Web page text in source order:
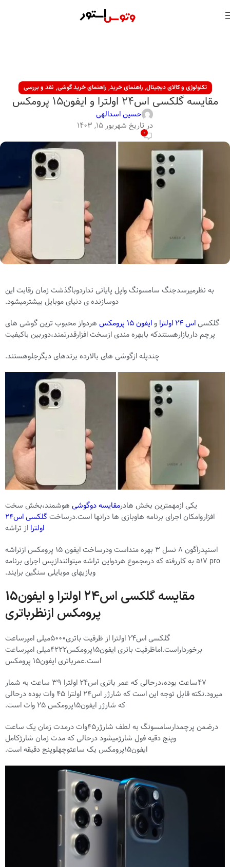
تکنولوژی و کالای دیجیتال,راهنمای خرید,راهنمای خرید گوشی, نقد و بررسی
مقایسه گلکسی اس24 اولترا و ایفون15 پرومکس
حسین اسدالهی
در تاریخ شهریور ۱۵, ۱۴۰۳
0
به نظرمیرسدجنگ سامسونگ واپل پایانی نداردوباگذشت زمان رقابت این
دوسازنده ی دنیای موبایل بیشترمیشود.
گلکسیاس 24 اولترا وایفون 15 پرومکس
هردواز محبوب ترین گوشی های
پرچم داربازارهستندکه بابهره مندی ازسخت افزارقدرتمند،دوربین باکیفیت
چندپله ازگوشی های بالارده برندهای دیگرجلوهستند.
یکی ازمهمترین بخش هادرمقایسه دوگوشی هوشمند،بخش سخت
افزاروامکان اجرای برنامه هاوبازی ها درانها است.درساخت
گلکسی اس24
اولترا از تراشه
اسنپدراگون 8 نسل 3 بهره منداست ودرساخت ایفون 15 پرومکس ازتراشه
a17 pro به کاررفته که درمجموع هردواین تراشه میتوانندازپس اجرای برنامه
وبازیهای موبایلی سنگین برایند.
مقایسه گلکسی اس24 اولترا و ایفون15
پرومکس ازنظرباتری
گلکسی اس24 اولترا از ظرفیت باتری5000میلی امپرساعت
برخورداراست.اماظرفیت باتری ایفون15پرومکس4222میلی امپرساعت
است.عمرباتری ایفون15 پرومکس
47ساعت بوده،درحالی که عمر باتری اس24 اولترا 39 ساعت به شمار
میرود.نکته قابل توجه این است که شارژر اس24 اولترا 45 وات بوده درحالی
که شارژر ایفون15پرومکس 25 وات است.
درضمن پرچمدارسامسونگ به لطف شارژر45وات درمدت زمان یک ساعت
وپنج دقیه فول شارژمیشود درحالی که مدت زمان شارژکامل
ایفون15پرومکس یک ساعتوچهلوپنج دقیقه است.